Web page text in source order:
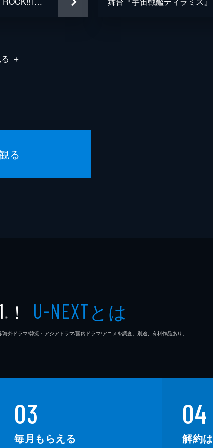
＋
る
※ ！ U-NEXTとは
ドラマ/韓流・アジアドラマ/国内ドラマ/アニメを調査。別途、有料作品あり。
03
毎月もらえる
04
解約は